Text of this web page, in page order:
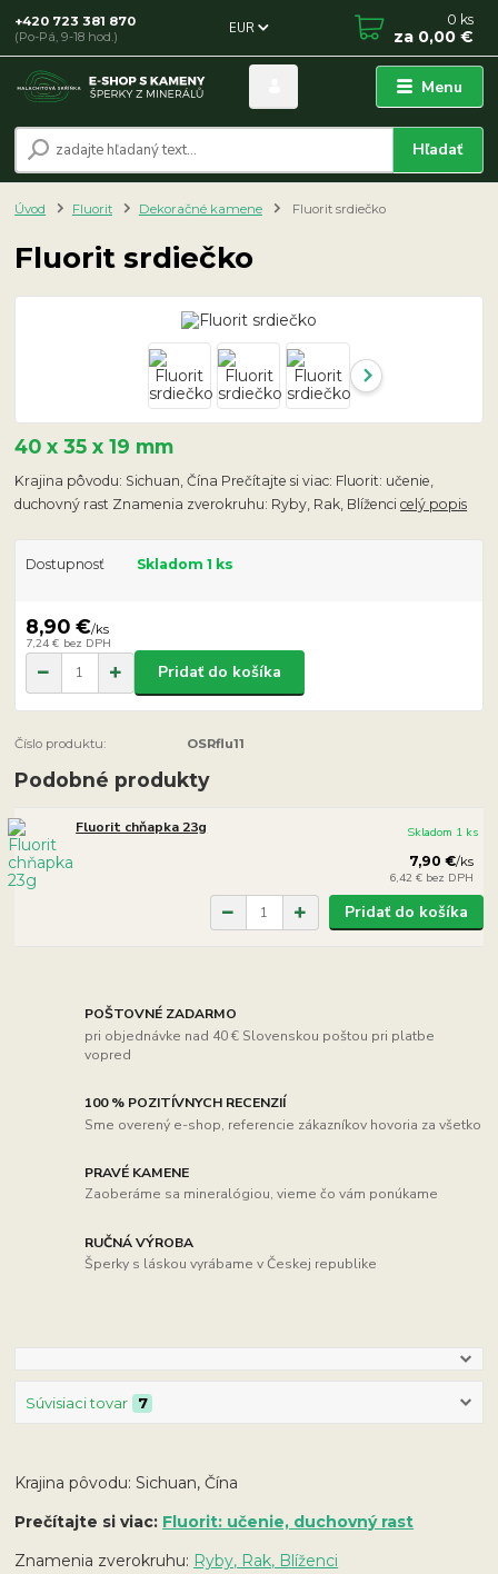
Menu
EUR
Hľadať
+420 723 381 870
(Po-Pá, 9-18 hod.)
0 ks
za 0,00 €
Úvod Fluorit Dekoračné kamene Fluorit srdiečko
Fluorit srdiečko
40 x 35 x 19 mm
Krajina pôvodu: Sichuan, Čína Prečítajte si viac: Fluorit: učenie,
duchovný rast Znamenia zverokruhu: Ryby, Rak, Blížencicelý popis
Dostupnosť Skladom 1 ks
8,90 €/ks
7,24 € bez DPH
Pridať do košíka
Číslo produktu: OSRflu11
Podobné produkty
Fluorit chňapka 23g
7,90 €/ks
6,42 € bez DPH
Skladom 1 ks
Pridať do košíka
POŠTOVNÉ ZADARMO
pri objednávke nad 40 € Slovenskou poštou pri platbe
vopred
100 % POZITÍVNYCH RECENZIÍ
Sme overený e-shop, referencie zákazníkov hovoria za všetko
PRAVÉ KAMENE
Zaoberáme sa mineralógiou, vieme čo vám ponúkame
RUČNÁ VÝROBA
Šperky s láskou vyrábame v Českej republike
Súvisiaci tovar 7
Krajina pôvodu: Sichuan, Čína
Prečítajte si viac: Fluorit: učenie, duchovný rast
Znamenia zverokruhu: Ryby, Rak, Blíženci